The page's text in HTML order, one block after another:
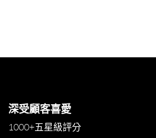
深受顧客喜愛
1000+五星級評分